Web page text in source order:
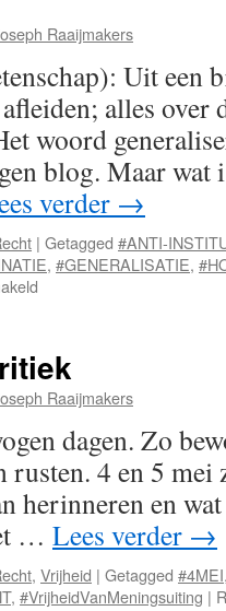
Raaijmakers
Uit een
alles over
woord
blog. Maar wat
verder →
| Getagged #ANTI-
, #GENERALISATIE,
Raaijmakers
dagen. Zo
rusten. 4 en 5
herinneren en
… Lees verder →
, Vrijheid | Getagged #4MEI
, #VrijheidVanMeningsuiting |